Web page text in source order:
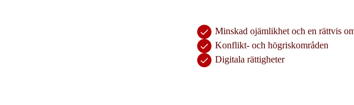
Minskad ojämlikhet och en rättvis
Konflikt- och högriskområden
Digitala rättigheter